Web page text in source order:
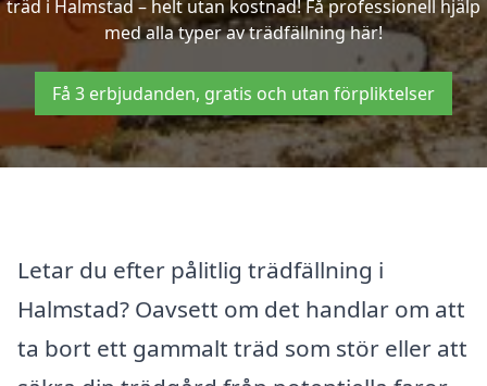
träd i Halmstad – helt utan kostnad! Få professionell hjälp
med alla typer av trädfällning här!
Få 3 erbjudanden, gratis och utan förpliktelser
Letar du efter pålitlig trädfällning i
Halmstad? Oavsett om det handlar om att
ta bort ett gammalt träd som stör eller att